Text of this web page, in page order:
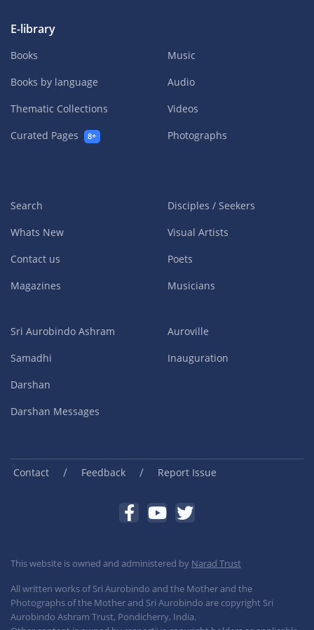
E-library
Books
Books by language
Thematic Collections
Curated Pages
8+
Music
Audio
Videos
Photographs
Search
Whats New
Contact us
Magazines
Disciples / Seekers
Visual Artists
Poets
Musicians
Sri Aurobindo Ashram
Samadhi
Darshan
Darshan Messages
Auroville
Inauguration
Contact / Feedback / Report Issue
This website is owned and administered by Narad Trust
All written works of Sri Aurobindo and the Mother and the
Photographs of the Mother and Sri Aurobindo are copyright Sri
Aurobindo Ashram Trust, Pondicherry, India.